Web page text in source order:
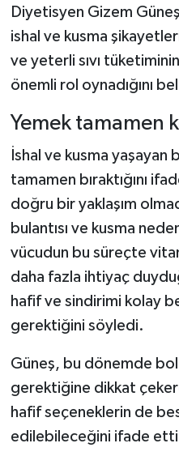
Diyetisyen Gizem
ishal ve kusma
ve yeterli sıvı
önemli rol oynadığını
Yemek tamamen
İshal ve kusma yaşayan
tamamen bıraktığını
doğru bir yaklaşım
bulantısı ve kusma
vücudun bu süreçte
daha fazla ihtiyaç
hafif ve sindirimi kolay
gerektiğini söyledi.
Güneş, bu dönemde
gerektiğine dikkat
hafif seçeneklerin de
edilebileceğini ifade
Tosya Haberleri
Karadeniz Haberleri
Ulusal Haberler
Teknoloji Haberleri
Siyaset Haberleri
Dünya Haberleri
Yerel Haberler
Haber Arşivi